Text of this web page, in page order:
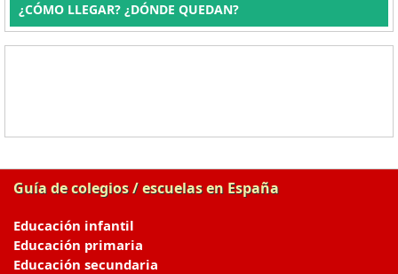
¿CÓMO LLEGAR? ¿DÓNDE QUEDAN?
Guía de colegios / escuelas en España
Educación infantil
Educación primaria
Educación secundaria